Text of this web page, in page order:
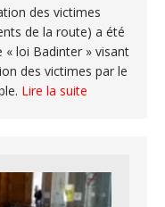
des victimes
de la route) a été
loi Badinter » visant
des victimes par le
Lire la suite